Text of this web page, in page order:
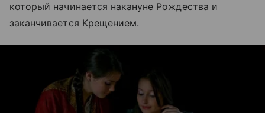
который начинается накануне Рождества и
заканчивается Крещением.